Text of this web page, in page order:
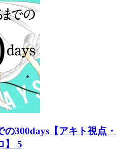
300days【アキト視点・
】 5